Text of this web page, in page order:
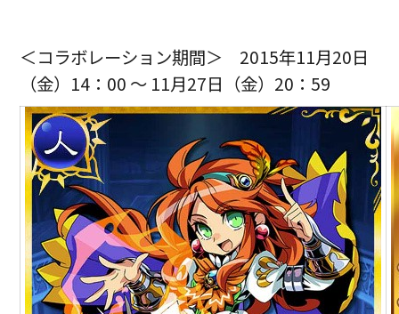
＜コラボレーション期間＞ 2015年11月20日
（金）14：00 ～ 11月27日（金）20：59